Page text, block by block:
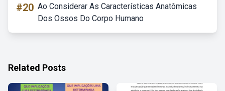
#20 Ao Considerar As Características Anatômicas
Dos Ossos Do Corpo Humano
Related Posts